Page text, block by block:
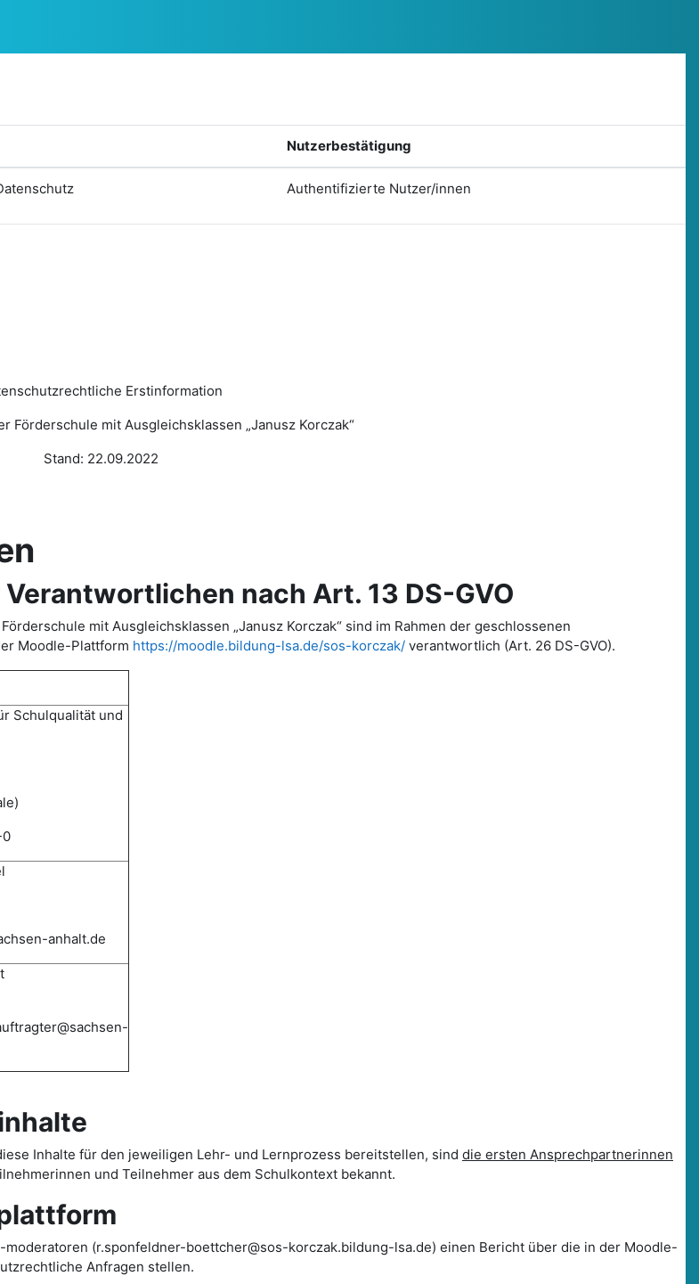
Nutzerbestätigung
Authentifizierte Nutzer/innen
Erstinformation
Förderschule mit Ausgleichsklassen „Janusz Korczak“
Stand: 22.09.2022
nach Art. 13 DS-GVO
mit Ausgleichsklassen „Janusz Korczak“ sind im Rahmen der geschlossenen
Moodle-Plattform https://moodle.bildung-lsa.de/sos-korczak/ verantwortlich (Art. 26 DS-GVO).
Schulqualität und
anhalt.de
Inhalte für den jeweiligen Lehr- und Lernprozess bereitstellen, sind die ersten Ansprechpartnerinnen
und Teilnehmer aus dem Schulkontext bekannt.
(r.sponfeldner-boettcher@sos-korczak.bildung-lsa.de) einen Bericht über die in der Moodle-
Anfragen stellen.